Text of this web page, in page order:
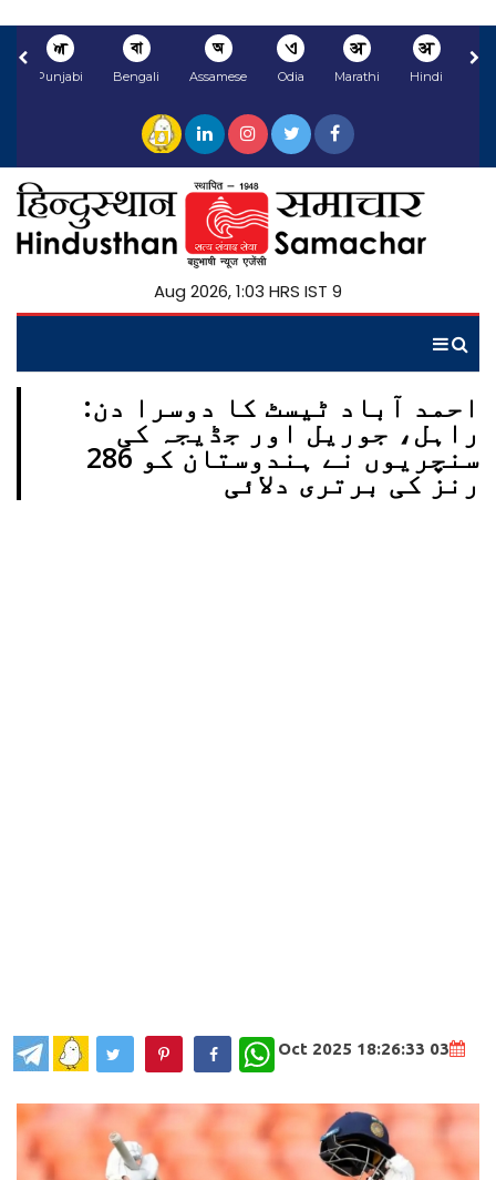
अ
Hindi
अ
Marathi
ଏ
Odia
অ
Assamese
বা
Bengali
ਅ
Punjabi
9 Aug 2026, 1:03 HRS IST
احمد آباد ٹیسٹ کا دوسرا دن:
راہل، جوریل اور جڈیجہ کی
سنچریوں نے ہندوستان کو 286
رنز کی برتری دلائی
03 Oct 2025 18:26:33
WhatsApp